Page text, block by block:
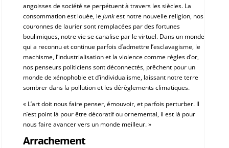
angoisses de société se perpétuent à travers les siècles. La
consommation est louée, lejunkest notre nouvelle religion, nos
couronnes de laurier sont remplacées par des fortunes
boulimiques, notre vie se canalise par le virtuel. Dans un monde
qui a reconnu et continue parfois d’admettre l’esclavagisme, le
machisme, l’industrialisation et la violence comme règles d’or,
nos penseurs politiciens sont déconnectés, prêchent pour un
monde de xénophobie et d’individualisme, laissant notre terre
sombrer dans la pollution et les dérèglements climatiques.
« L’art doit nous faire penser, émouvoir, et parfois perturber. Il
n’est point là pour être décoratif ou ornemental, il est là pour
nous faire avancer vers un monde meilleur. »
Arrachement